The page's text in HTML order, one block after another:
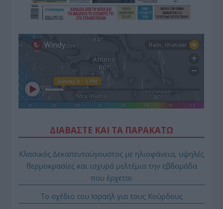
ΔΙΑΒΑΣΤΕ ΚΑΙ ΤΑ ΠΑΡΑΚΑΤΩ
Κλασικός Δεκαπενταύγουστος με ηλιοφάνεια, υψηλές
θερμοκρασίες και ισχυρά μελτέμια την εβδομάδα
που έρχεται
Το σχέδιο του Ισραήλ για τους Κούρδους